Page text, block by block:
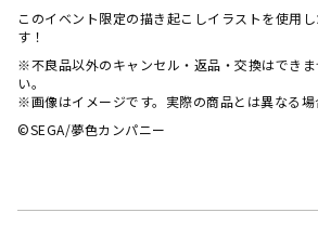
このイベント限定の描き起こしイラストを使用
す！
※不良品以外のキャンセル・返品・交換はでき
い。
※画像はイメージです。実際の商品とは異なる場
©SEGA/夢色カンパニー